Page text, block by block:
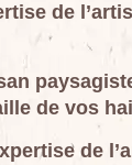
de
de vos
de